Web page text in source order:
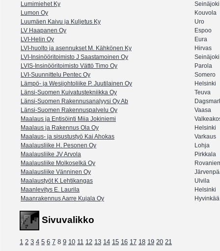
Lumimiehet Ky
Seinäjoki
Lumon Oy
Kouvola
Luumäen Kaivu ja Kuljetus Ky
Uro
LV Haapanen Oy
Espoo
LVI-Helin Oy
Eura
LVI-huolto ja asennukset M. Kähkönen Ky
Hirvas
LVI-Insinööritoimisto J Saastamoinen Oy
Seinäjoki
LVIS-Insinööritoimisto Vättö Timo Oy
Parola
LVI-Suunnittelu Pentec Oy
Somero
Lämpö- ja Wesijohtoliike P. Juutilainen Oy
Helsinki
Länsi-Suomen Kuivatustekniikka Oy
Teuva
Länsi-Suomen Rakennusanalyysi Oy Ab
Länsi-Suomen Rakennuspalvelu Oy
Vaasa
Maalaus ja Entisöinti Miia Jokiniemi
Maalaus ja Rakennus Ola Oy
Helsinki
Maalaus- ja sisustustyö Kai Ahokas
Varkaus
Maalausliike H. Pesonen Oy
Lohja
Maalausliike JV Arvola
Pirkkala
Maalausliike Molkoselkä Oy
Maalausliike Vänninen Oy
Maalaustyöt K Lehtikangas
Ulvila
Maanlevitys E. Laurila
Helsinki
Maanrakennus Aarre Kujala Oy
Hyvinkää
Sivuvalikko
1 2 3 4 5 6 7 8 9 10 11 12 13 14 15 16 17 18 19 20 21